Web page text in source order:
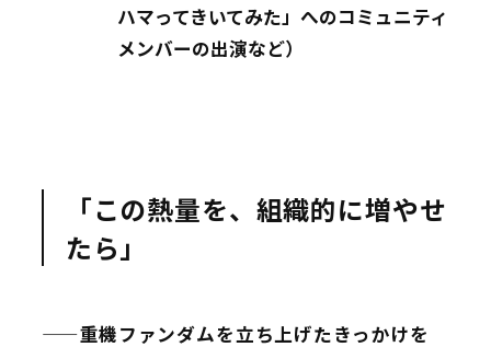
ハマってきいてみた」へのコミュニティ
メンバーの出演など）
「この熱量を、組織的に増やせ
たら」
——重機ファンダムを立ち上げたきっかけを